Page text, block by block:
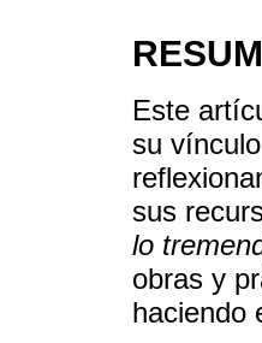
Este
su
sus
lo
obras y
haciendo